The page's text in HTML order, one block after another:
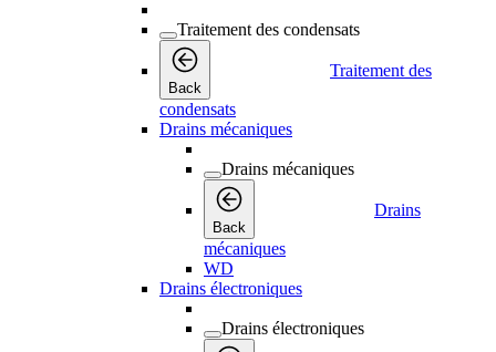
Traitement des condensats
Back
Traitement des
condensats
Drains mécaniques
Drains mécaniques
Back
Drains
mécaniques
WD
Drains électroniques
Drains électroniques